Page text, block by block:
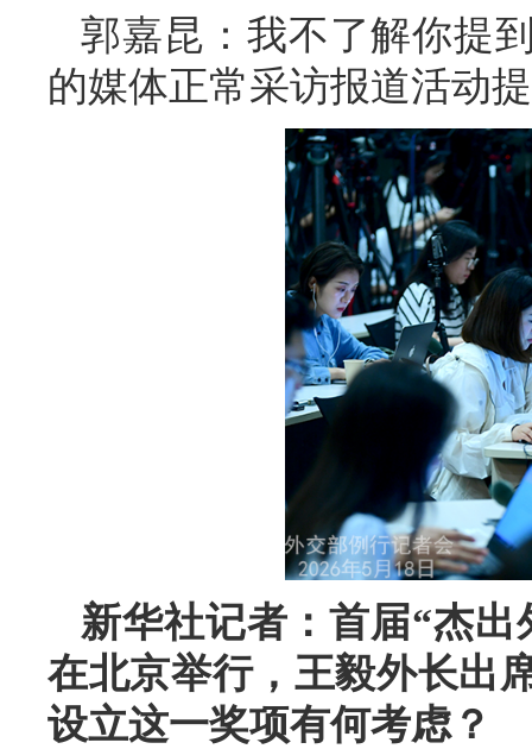
郭嘉昆：我不了解你提
的媒体正常采访报道活动
新华社记者：首届“杰
在北京举行，王毅外长出
设立这一奖项有何考虑？